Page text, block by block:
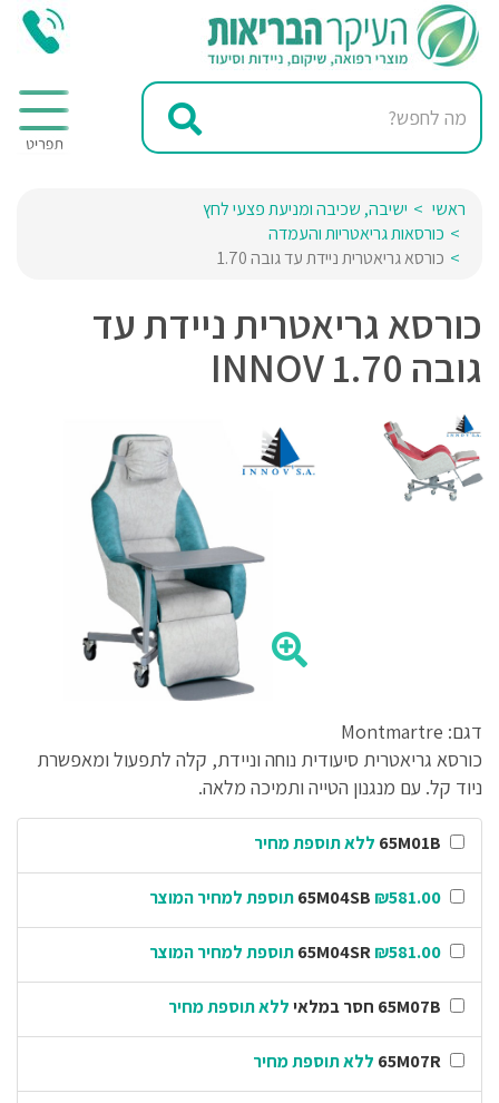
ראשי
ישיבה, שכיבה ומניעת פצעי לחץ
כורסאות גריאטריות והעמדה
כורסא גריאטרית ניידת עד גובה 1.70
כורסא גריאטרית ניידת עד
גובה 1.70 INNOV
דגם: Montmartre
כורסא גריאטרית סיעודית נוחה וניידת, קלה לתפעול ומאפשרת
ניוד קל. עם מנגנון הטייה ותמיכה מלאה.
ללא תוספת מחיר
₪581.00 תוספת למחיר המוצר
₪581.00 תוספת למחיר המוצר
ללא תוספת מחיר
ללא תוספת מחיר